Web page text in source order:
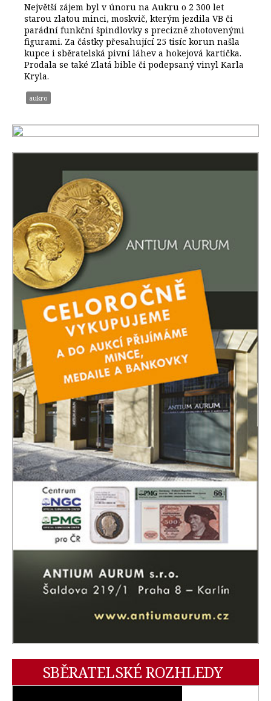
Největší zájem byl v únoru na Aukru o 2 300 let
starou zlatou minci, moskvič, kterým jezdila VB či
parádní funkční špindlovky s precizně zhotovenými
figurami. Za částky přesahující 25 tisíc korun našla
kupce i sběratelská pivní láhev a hokejová kartička.
Prodala se také Zlatá bible či podepsaný vinyl Karla
Kryla.
aukro
SBĚRATELSKÉ ROZHLEDY